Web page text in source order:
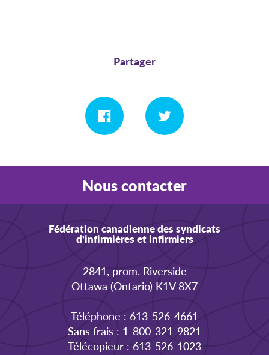
Partager
Nous contacter
Fédération canadienne des syndicats
d'infirmières et infirmiers
2841, prom. Riverside
Ottawa (Ontario) K1V 8X7
Téléphone : 613-526-4661
Sans frais : 1-800-321-9821
Télécopieur : 613-526-1023